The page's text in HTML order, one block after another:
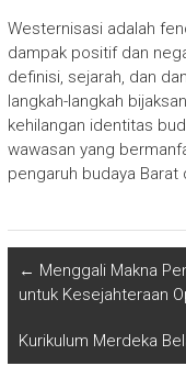
Westernisasi adalah
dampak positif dan
definisi, sejarah, dan
langkah-langkah
kehilangan identitas
wawasan yang
pengaruh budaya Barat
← Menggali Makna
untuk Kesejahteraan
Kurikulum Merdeka